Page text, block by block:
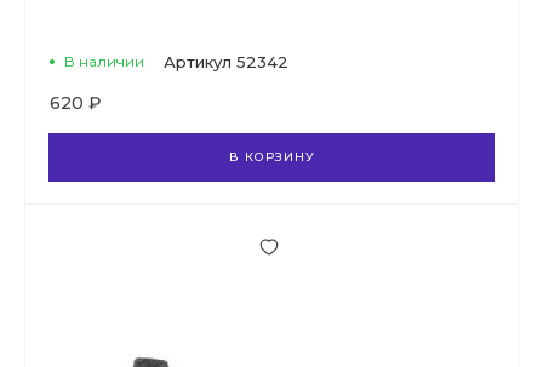
В наличии Артикул 52342
620 ₽
В КОРЗИНУ